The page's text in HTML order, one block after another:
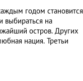
годом становится
выбираться на
остров. Других
нация. Третьи